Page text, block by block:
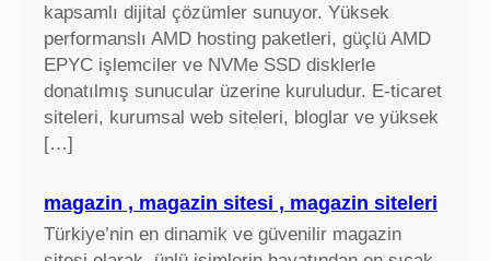
kapsamlı dijital çözümler sunuyor. Yüksek
performanslı AMD hosting paketleri, güçlü AMD
EPYC işlemciler ve NVMe SSD disklerle
donatılmış sunucular üzerine kuruludur. E-ticaret
siteleri, kurumsal web siteleri, bloglar ve yüksek
[…]
magazin , magazin sitesi , magazin siteleri
Türkiye’nin en dinamik ve güvenilir magazin